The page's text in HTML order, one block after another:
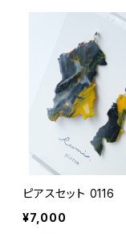
ピンク
オレンジ
グリーン
ピアスセット 0116
¥7,000